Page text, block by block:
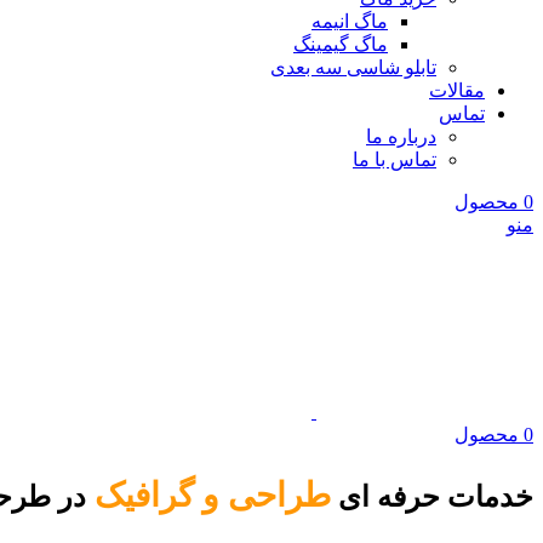
ماگ انیمه
ماگ گیمینگ
تابلو شاسی سه بعدی
مقالات
تماس
درباره ما
تماس با ما
0 محصول
منو
0 محصول
خدمات حرفه ای طراحی و گرافیک در